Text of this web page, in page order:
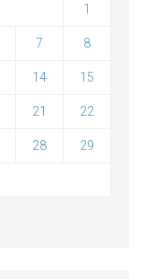
1
7 8
14 15
21 22
28 29